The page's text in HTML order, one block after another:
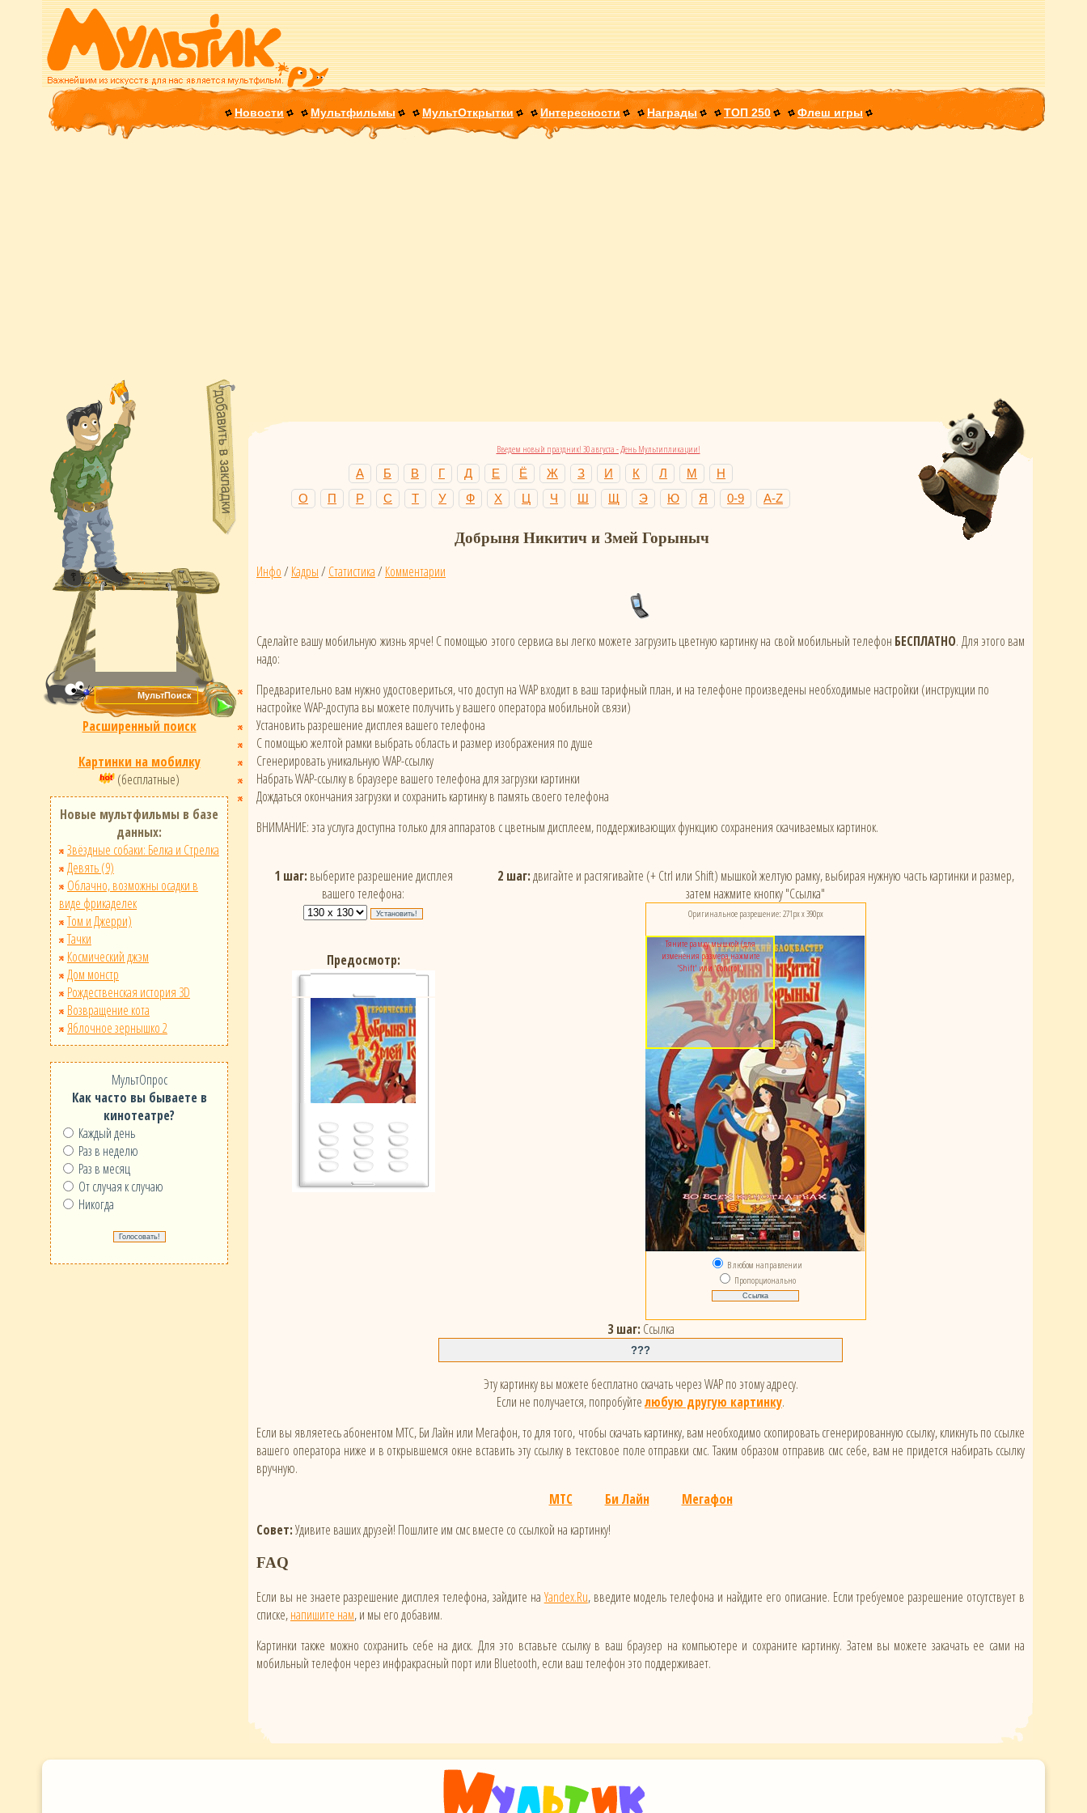
Новости Мультфильмы МультОткрытки Интересности Награды ТОП 250 Флеш игры
Расширенный поиск
Картинки на мобилку
(бесплатные)
Новые мультфильмы в базе
данных:
Звёздные собаки: Белка и Стрелка
Девять (9)
Облачно, возможны осадки в
виде фрикаделек
Том и Джерри)
Тачки
Космический джэм
Дом монстр
Рождественская история 3D
Возвращение кота
Яблочное зернышко 2
МультОпрос
Как часто вы бываете в
кинотеатре?
Каждый день
Раз в неделю
Раз в месяц
От случая к случаю
Никогда
Введем новый праздник! 30 августа - День Мультипликации!
А Б В Г Д Е Ё Ж З И К Л М
Н
О
П Р С Т У Ф Х Ц Ч Ш Щ Э Ю Я 0-9 A-Z
Добрыня Никитич и Змей Горыныч
Инфо/ Кадры/ Статистика/ Комментарии
Сделайте вашу мобильную жизнь ярче! С помощью этого сервиса вы легко можете загрузить цветную картинку на свой мобильный телефон БЕСПЛАТНО. Для этого вам
надо:
Предварительно вам нужно удостовериться, что доступ на WAP входит в ваш тарифный план, и на телефоне произведены необходимые настройки (инструкции по
настройке WAP-доступа вы можете получить у вашего оператора мобильной связи)
Установить разрешение дисплея вашего телефона
С помощью желтой рамки выбрать область и размер изображения по душе
Сгенерировать уникальную WAP-ссылку
Набрать WAP-ссылку в браузере вашего телефона для загрузки картинки
Дождаться окончания загрузки и сохранить картинку в память своего телефона
ВНИМАНИЕ: эта услуга доступна только для аппаратов с цветным дисплеем, поддерживающих функцию сохранения скачиваемых картинок.
1 шаг: выберите разрешение дисплея
вашего телефона:
Предосмотр:
2 шаг:двигайте и растягивайте (+ Ctrl или Shift) мышкой желтую рамку, выбирая нужную часть картинки и размер,
затем нажмите кнопку "Ссылка"
Тяните рамку мышкой (для
изменения размера нажмите
'Shift' или 'Control')
Оригинальное разрешение: 271px x 390px
В любом направлении
Пропорционально
3 шаг: Ссылка
Эту картинку вы можете бесплатно скачать через WAP по этому адресу.
Если не получается, попробуйтелюбую другую картинку.
Если вы являетесь абонентом МТС, Би Лайн или Мегафон, то для того, чтобы скачать картинку, вам необходимо скопировать сгенерированную ссылку, кликнуть по ссылке
вашего оператора ниже и в открывшемся окне вставить эту ссылку в текстовое поле отправки смс. Таким образом отправив смс себе, вам не придется набирать ссылку
вручную.
МТС
Би Лайн
Мегафон
Совет:Удивите ваших друзей! Пошлите им смс вместе со ссылкой на картинку!
FAQ
Если вы не знаете разрешение дисплея телефона, зайдите на Yandex.Ru, введите модель телефона и найдите его описание. Если требуемое разрешение отсутствует в
списке,напишите нам, и мы его добавим.
Картинки также можно сохранить себе на диск. Для это вставьте ссылку в ваш браузер на компьютере и сохраните картинку. Затем вы можете закачать ее сами на
мобильный телефон через инфракрасный порт или Bluetooth, если ваш телефон это поддерживает.